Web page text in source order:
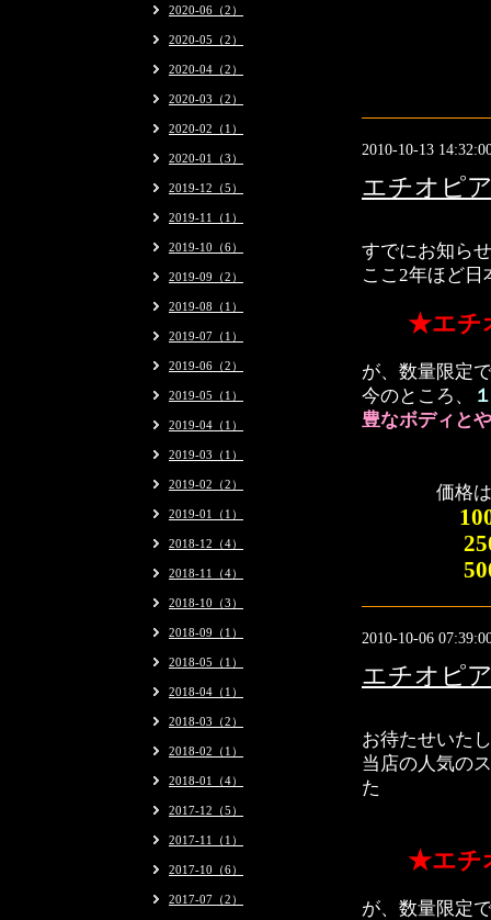
2010-10-13
エチオピ
すでにお知ら
ここ2年ほど
★エチ
が、数量限定
今のところ、
豊なボディと
価格
2010-10-06
エチオピ
お待たせいた
当店の人気の
た
★エチ
が、数量限定
2020-06（2）
2020-05（2）
2020-04（2）
2020-03（2）
2020-02（1）
2020-01（3）
2019-12（5）
2019-11（1）
2019-10（6）
2019-09（2）
2019-08（1）
2019-07（1）
2019-06（2）
2019-05（1）
2019-04（1）
2019-03（1）
2019-02（2）
2019-01（1）
2018-12（4）
2018-11（4）
2018-10（3）
2018-09（1）
2018-05（1）
2018-04（1）
2018-03（2）
2018-02（1）
2018-01（4）
2017-12（5）
2017-11（1）
2017-10（6）
2017-07（2）